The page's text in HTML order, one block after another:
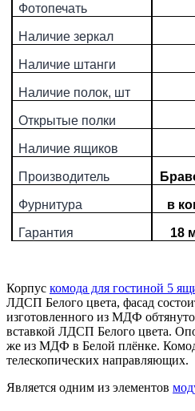
Фотопечать
Наличие зеркал
Наличие штанги
Наличие полок, шт
Открытые полки
Наличие ящиков
Производитель
Фурнитура в
Гарантия 18
Корпус комода для гостиной 5
ЛДСП Белого цвета, фасад
изготовленного из МДФ
вставкой ЛДСП Белого цвета.
же из МДФ в Белой плёнке.
телескопических направляющих.
Является одним из элементов